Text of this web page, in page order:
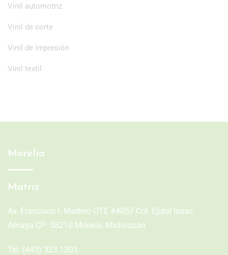
Vinil automotriz
Vinil de corte
Vinil de impresión
Vinil textil
Morelia
Matriz
Av. Francisco I. Madero OTE #4057 Col. Ejidal Isaac
Arriaga CP: 58210 Morelia, Michoacán
Tel: (443) 323 1201